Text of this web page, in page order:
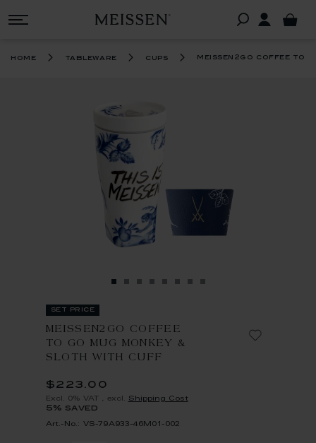
home tableware cups meissen2go coffee to
set price
MEISSEN2GO COFFEE
TO GO MUG MONKEY &
SLOTH WITH CUFF
$223.00
Excl. 0% VAT excl. Shipping Cost
5% saved
Art.-No.: VS-79A933-46M01-002